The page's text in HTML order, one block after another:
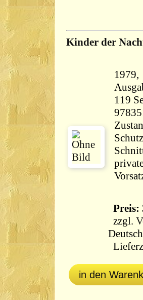
Kinder der
1979,
119 Seiten
Preis:
zzgl.
in den